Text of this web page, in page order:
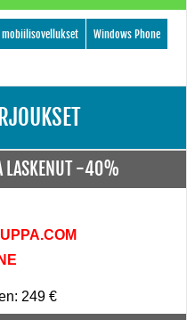
Windows Phone
mobiilisovellukset
LASKENUT -40%
249 €